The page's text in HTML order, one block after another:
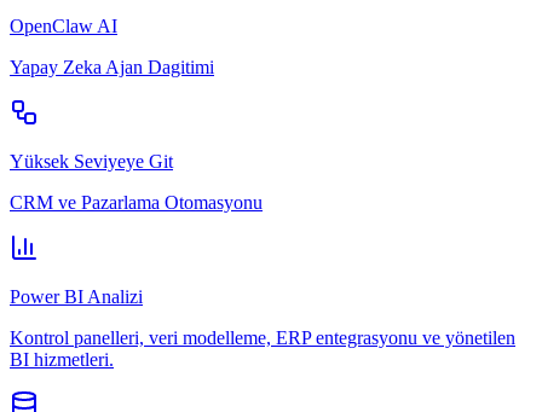
OpenClaw AI
Yapay Zeka Ajan Dagitimi
Yüksek Seviyeye Git
CRM ve Pazarlama Otomasyonu
Power BI Analizi
Kontrol panelleri, veri modelleme, ERP entegrasyonu ve yönetilen
BI hizmetleri.